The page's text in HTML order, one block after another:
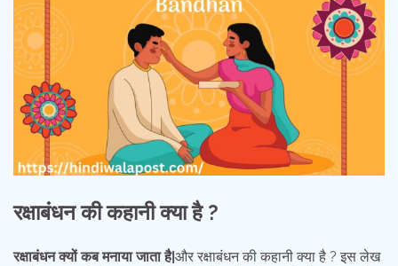
रक्षाबंधन की कहानी क्या है ?
रक्षाबंधन क्यों कब मनाया जाता है|और रक्षाबंधन की कहानी क्या है ? इस लेख